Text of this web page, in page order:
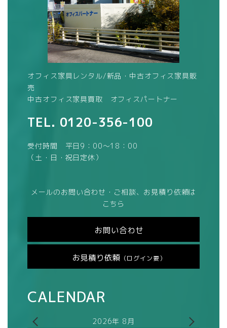
オフィス家具レンタル/新品・中古オフィス家具販
売
中古オフィス家具買取 オフィスパートナー
TEL. 0120-356-100
受付時間 平日9：00～18：00
（土・日・祝日定休）
メールのお問い合わせ・ご相談、お見積り依頼は
こちら
お問い合わせ
お見積り依頼 （ログイン要）
CALENDAR
2026年 8月